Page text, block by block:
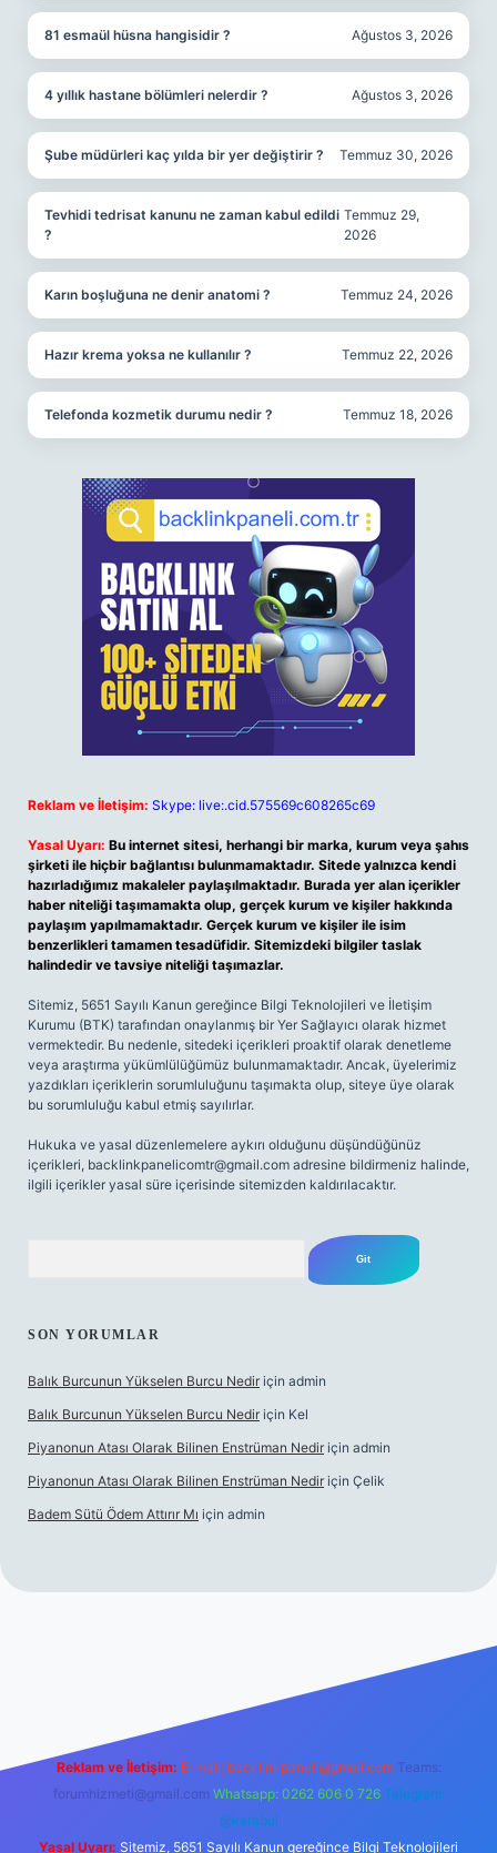
81 esmaül hüsna hangisidir ? Ağustos 3, 2026
4 yıllık hastane bölümleri nelerdir ? Ağustos 3, 2026
Şube müdürleri kaç yılda bir yer değiştirir ? Temmuz 30, 2026
Tevhidi tedrisat kanunu ne zaman kabul edildi
?
Temmuz 29,
2026
Karın boşluğuna ne denir anatomi ? Temmuz 24, 2026
Hazır krema yoksa ne kullanılır ? Temmuz 22, 2026
Telefonda kozmetik durumu nedir ? Temmuz 18, 2026
Reklam ve İletişim: Skype: live:.cid.575569c608265c69
Yasal Uyarı: Bu internet sitesi, herhangi bir marka, kurum veya şahıs
şirketi ile hiçbir bağlantısı bulunmamaktadır. Sitede yalnızca kendi
hazırladığımız makaleler paylaşılmaktadır. Burada yer alan içerikler
haber niteliği taşımamakta olup, gerçek kurum ve kişiler hakkında
paylaşım yapılmamaktadır. Gerçek kurum ve kişiler ile isim
benzerlikleri tamamen tesadüfidir. Sitemizdeki bilgiler taslak
halindedir ve tavsiye niteliği taşımazlar.
Sitemiz, 5651 Sayılı Kanun gereğince Bilgi Teknolojileri ve İletişim
Kurumu (BTK) tarafından onaylanmış bir Yer Sağlayıcı olarak hizmet
vermektedir. Bu nedenle, sitedeki içerikleri proaktif olarak denetleme
veya araştırma yükümlülüğümüz bulunmamaktadır. Ancak, üyelerimiz
yazdıkları içeriklerin sorumluluğunu taşımakta olup, siteye üye olarak
bu sorumluluğu kabul etmiş sayılırlar.
Hukuka ve yasal düzenlemelere aykırı olduğunu düşündüğünüz
içerikleri, backlinkpanelicomtr@gmail.com adresine bildirmeniz halinde,
ilgili içerikler yasal süre içerisinde sitemizden kaldırılacaktır.
SON YORUMLAR
Balık Burcunun Yükselen Burcu Nedir için admin
Balık Burcunun Yükselen Burcu Nedir için Kel
Piyanonun Atası Olarak Bilinen Enstrüman Nedir için admin
Piyanonun Atası Olarak Bilinen Enstrüman Nedir için Çelik
Badem Sütü Ödem Attırır Mı için admin
Reklam ve İletişim: E-mail: backlinkpaneli@gmail.com Teams:
forumhizmeti@gmail.com Whatsapp: 0262 606 0 726 Telegram:
@karabul
Yasal Uyarı: Sitemiz, 5651 Sayılı Kanun gereğince Bilgi Teknolojileri